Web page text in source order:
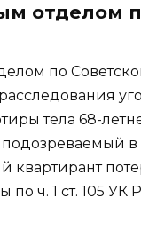
отделом
по
тела 68-
квартирант
ч. 1 ст. 105 УК